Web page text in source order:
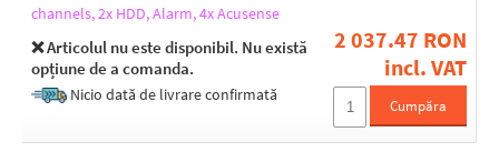
channels, 2x HDD, Alarm, 4x Acusense
❌ Articolul nu este disponibil. Nu există
opțiune de a comanda.
Nicio dată de livrare confirmată
2 037.47 RON
incl. VAT
Cumpăra